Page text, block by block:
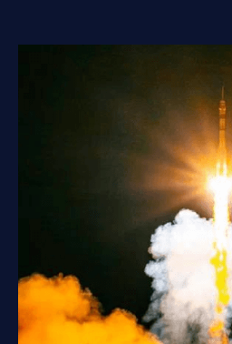
Политика конфиденциальности